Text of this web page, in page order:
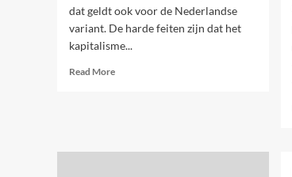
dat geldt ook voor de Nederlandse
variant. De harde feiten zijn dat het
kapitalisme...
Read MoreRead